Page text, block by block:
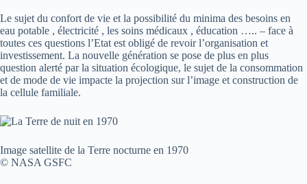
Le sujet du confort de vie et la possibilité du minima des besoins en
eau potable , électricité , les soins médicaux , éducation ….. – face à
toutes ces questions l’Etat est obligé de revoir l’organisation et
investissement. La nouvelle génération se pose de plus en plus
question alerté par la situation écologique, le sujet de la consommation
et de mode de vie impacte la projection sur l’image et construction de
la cellule familiale.
Image satellite de la Terre nocturne en 1970
© NASA GSFC